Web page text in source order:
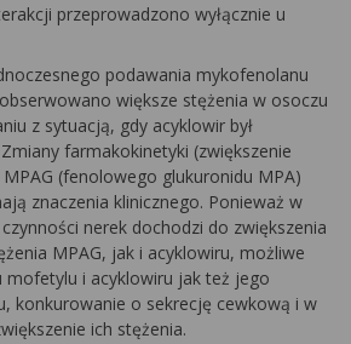
przeprowadzono wyłącznie u
podawania mykofenolanu
większe stężenia w osoczu
z sytuacją, gdy acyklowir był
farmakokinetyki (zwiększenie
(fenolowego glukuronidu MPA)
znaczenia klinicznego. Ponieważ w
nerek dochodzi do zwiększenia
MPAG, jak i acyklowiru, możliwe
mofetylu i acyklowiru jak też jego
konkurowanie o sekrecję cewkową i w
ich stężenia.